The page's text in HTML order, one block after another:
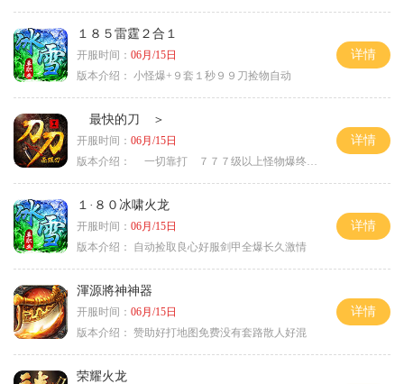
１８５雷霆２合１
开服时间： 06月/15日
版本介绍： 小怪爆+９套１秒９９刀捡物自动
详情
最快的刀 ＞
开服时间： 06月/15日
版本介绍：
一切靠打 ７７７级以上怪物爆终极 ＞
详情
１·８０冰啸火龙
开服时间： 06月/15日
版本介绍：
自动捡取良心好服剑甲全爆长久激情
详情
渾源將神神器
开服时间： 06月/15日
版本介绍： 赞助好打地图免费没有套路散人好混
详情
荣耀火龙